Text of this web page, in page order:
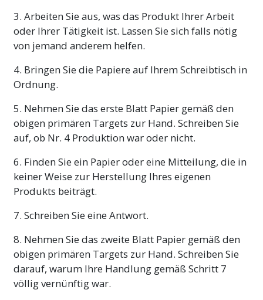
3. Arbeiten Sie aus, was das Produkt Ihrer Arbeit
oder Ihrer Tätigkeit ist. Lassen Sie sich falls nötig
von jemand anderem helfen.
4. Bringen Sie die Papiere auf Ihrem Schreibtisch in
Ordnung.
5. Nehmen Sie das erste Blatt Papier gemäß den
obigen primären Targets zur Hand. Schreiben Sie
auf, ob Nr. 4 Produktion war oder nicht.
6. Finden Sie ein Papier oder eine Mitteilung, die in
keiner Weise zur Herstellung Ihres eigenen
Produkts beiträgt.
7. Schreiben Sie eine Antwort.
8. Nehmen Sie das zweite Blatt Papier gemäß den
obigen primären Targets zur Hand. Schreiben Sie
darauf, warum Ihre Handlung gemäß Schritt 7
völlig vernünftig war.